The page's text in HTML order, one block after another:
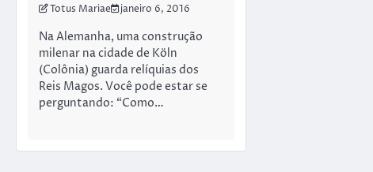
Totus Mariae janeiro 6, 2016
Na Alemanha, uma construção
milenar na cidade de Köln
(Colônia) guarda relíquias dos
Reis Magos. Você pode estar se
perguntando: “Como…